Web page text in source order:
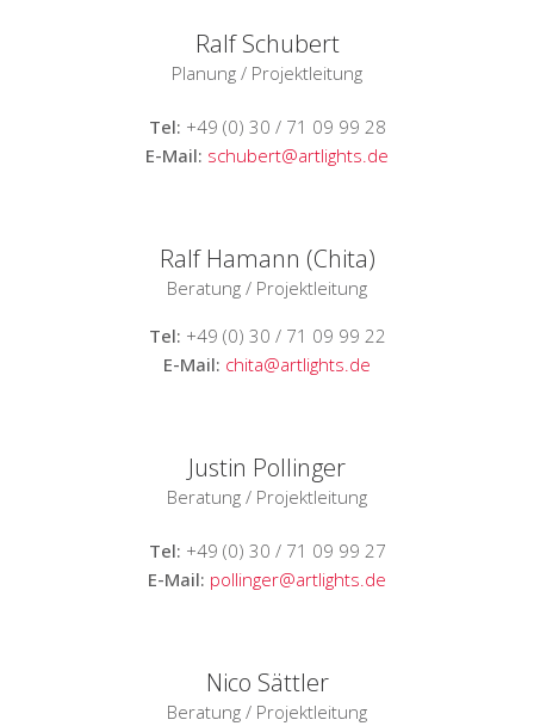
Ralf Schubert
Planung / Projektleitung
Tel: +49 (0) 30 / 71 09 99 28
E-Mail: schubert@artlights.de
Ralf Hamann (Chita)
Beratung / Projektleitung
Tel: +49 (0) 30 / 71 09 99 22
E-Mail: chita@artlights.de
Justin Pollinger
Beratung / Projektleitung
Tel: +49 (0) 30 / 71 09 99 27
E-Mail: pollinger@artlights.de
Nico Sättler
Beratung / Projektleitung